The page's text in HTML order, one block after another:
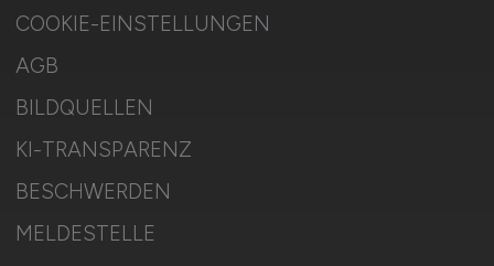
COOKIE-EINSTELLUNGEN
AGB
BILDQUELLEN
KI-TRANSPARENZ
BESCHWERDEN
MELDESTELLE